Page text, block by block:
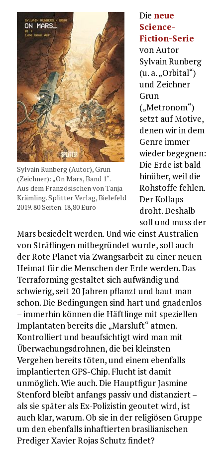
Sylvain Runberg (Autor), Grun
(Zeichner): „On Mars, Band 1“.
Aus dem Französischen von Tanja
Krämling. Splitter Verlag, Bielefeld
2019. 80 Seiten. 18,80 Euro
Die neue
Science-
Fiction-Serie
von Autor
Sylvain Runberg
(u. a. „Orbital“)
und Zeichner
Grun
(„Metronom“)
setzt auf Motive,
denen wir in dem
Genre immer
wieder begegnen:
Die Erde ist bald
hinüber, weil die
Rohstoffe fehlen.
Der Kollaps
droht. Deshalb
soll und muss der
Mars besiedelt werden. Und wie einst Australien
von Sträflingen mitbegründet wurde, soll auch
der Rote Planet via Zwangsarbeit zu einer neuen
Heimat für die Menschen der Erde werden. Das
Terraforming gestaltet sich aufwändig und
schwierig, seit 20 Jahren pflanzt und baut man
schon. Die Bedingungen sind hart und gnadenlos
– immerhin können die Häftlinge mit speziellen
Implantaten bereits die „Marsluft“ atmen.
Kontrolliert und beaufsichtigt wird man mit
Überwachungsdrohnen, die bei kleinsten
Vergehen bereits töten, und einem ebenfalls
implantierten GPS-Chip. Flucht ist damit
unmöglich. Wie auch. Die Hauptfigur Jasmine
Stenford bleibt anfangs passiv und distanziert –
als sie später als Ex-Polizistin geoutet wird, ist
auch klar, warum. Ob sie in der religiösen Gruppe
um den ebenfalls inhaftierten brasilianischen
Prediger Xavier Rojas Schutz findet?